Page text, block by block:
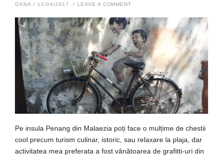
OANA / 12/04/2017 / LEAVE A COMMENT
Pe insula Penang din Malaezia poți face o mulțime de chestii
cool precum turism culinar, istoric, sau relaxare la plaja, dar
activitatea mea preferata a fost vânătoarea de grafitti-uri din